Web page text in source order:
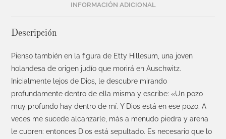
INFORMACIÓN ADICIONAL
Descripción
Pienso también en la figura de Etty Hillesum, una joven
holandesa de origen judío que morirá en Auschwitz.
Inicialmente lejos de Dios, le descubre mirando
profundamente dentro de ella misma y escribe: «Un pozo
muy profundo hay dentro de mí. Y Dios está en ese pozo. A
veces me sucede alcanzarle, más a menudo piedra y arena
le cubren: entonces Dios está sepultado. Es necesario que lo